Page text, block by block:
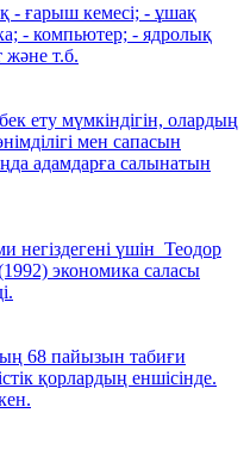
- ғарыш кемесі; - ұшақ
- компьютер; - ядролық
және т.б.
ету мүмкіндігін, олардың
мен сапасын
адамдарға салынатын
негіздегені үшін Теодор
экономика саласы
68 пайызын табиғи
қорлардың еншісінде.